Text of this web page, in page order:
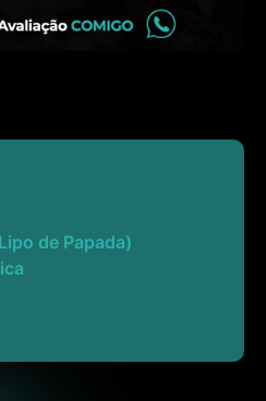
de Papada)